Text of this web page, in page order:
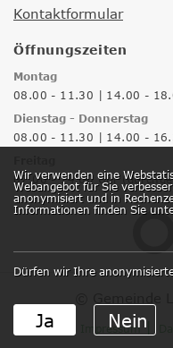
Kontaktformular
Öffnungszeiten
Montag
08.00 - 11.30 | 14.00 -
Dienstag - Donnerstag
08.00 - 11.30 | 14.00 -
07.00 - 14.00 Uhr
Impressum
Webstatistik
Wir verwenden eine
Webangebot für Sie
anonymisiert und in
Informationen finden Sie
Dürfen wir Ihre
Ja Nein